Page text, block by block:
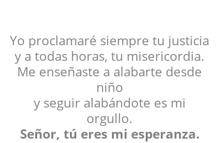
Yo proclamaré siempre tu justicia
y a todas horas, tu misericordia.
Me enseñaste a alabarte desde
niño
y seguir alabándote es mi
orgullo.
Señor, tú eres mi esperanza.